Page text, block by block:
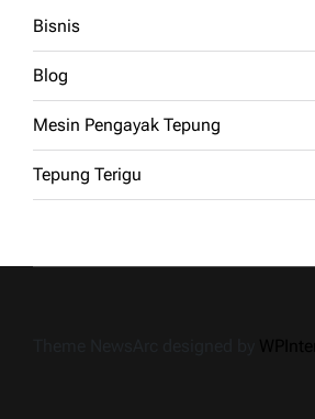
Bisnis
Blog
Mesin Pengayak Tepung
Tepung Terigu